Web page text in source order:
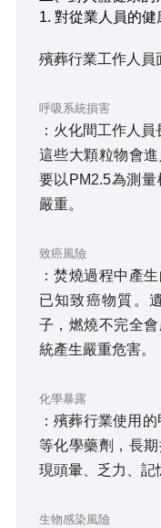
1. 對從業人員的健
殯葬行業工作人員
呼吸系統損害
：火化間工作人
這些大顆粒物會
要以PM2.5為測
嚴重。
致癌風險
：焚燒過程中產
已知致癌物質。
子，燃燒不完全
統產生嚴重危害。
化學暴露
：殯葬行業使用
等化學藥劑，長
現頭暈、乏力、記
生物感染風險